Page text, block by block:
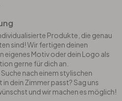
Produkte, die genau
sind! Wir fertigen deinen
eigenes Motiv oder dein Logo als
gerne für dich an.
nach einem stylischen
dein Zimmer passt? Sag uns
und wir machen es möglich!